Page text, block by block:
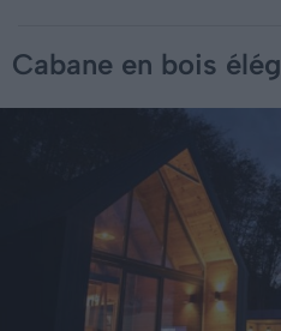
Cabane en bois